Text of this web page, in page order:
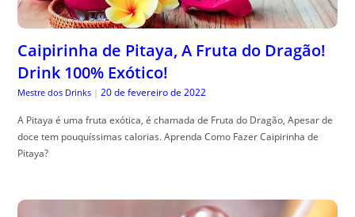
Caipirinha de Pitaya, A Fruta do Dragão!
Drink 100% Exótico!
Mestre dos Drinks | 20 de fevereiro de 2022
A Pitaya é uma fruta exótica, é chamada de Fruta do Dragão, Apesar de
doce tem pouquíssimas calorias. Aprenda Como Fazer Caipirinha de
Pitaya?